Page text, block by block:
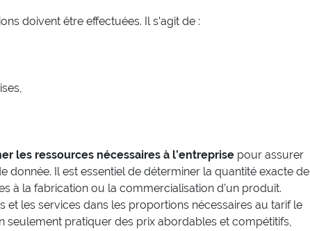
doivent être effectuées. Il s’agit de :
les ressources nécessaires à l’entreprise pour assurer
donnée. Il est essentiel de déterminer la quantité exacte de
à la fabrication ou la commercialisation d’un produit.
et les services dans les proportions nécessaires au tarif le
seulement pratiquer des prix abordables et compétitifs,